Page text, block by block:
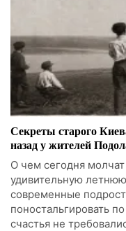
Секреты старого
назад у жителей
О чем сегодня
удивительную
современные
поностальгировать
счастья не